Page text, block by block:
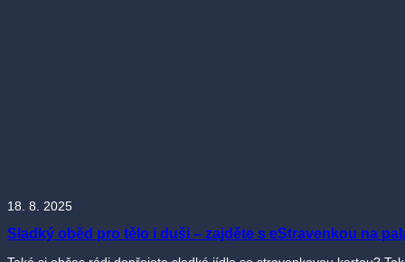
18. 8. 2025
Sladký oběd pro tělo i duši – zajděte s eStravenkou na